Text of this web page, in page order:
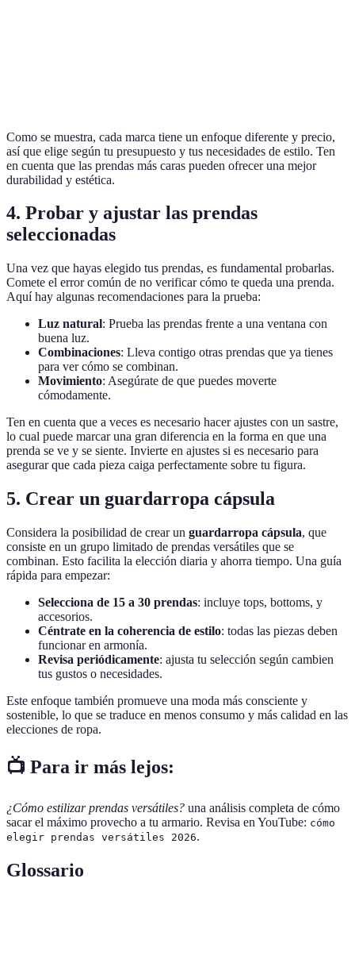
Como se muestra, cada marca tiene un enfoque diferente y precio,
así que elige según tu presupuesto y tus necesidades de estilo. Ten
en cuenta que las prendas más caras pueden ofrecer una mejor
durabilidad y estética.
4. Probar y ajustar las prendas
seleccionadas
Una vez que hayas elegido tus prendas, es fundamental probarlas.
Comete el error común de no verificar cómo te queda una prenda.
Aquí hay algunas recomendaciones para la prueba:
Luz natural: Prueba las prendas frente a una ventana con
buena luz.
Combinaciones: Lleva contigo otras prendas que ya tienes
para ver cómo se combinan.
Movimiento: Asegúrate de que puedes moverte
cómodamente.
Ten en cuenta que a veces es necesario hacer ajustes con un sastre,
lo cual puede marcar una gran diferencia en la forma en que una
prenda se ve y se siente. Invierte en ajustes si es necesario para
asegurar que cada pieza caiga perfectamente sobre tu figura.
5. Crear un guardarropa cápsula
Considera la posibilidad de crear un guardarropa cápsula, que
consiste en un grupo limitado de prendas versátiles que se
combinan. Esto facilita la elección diaria y ahorra tiempo. Una guía
rápida para empezar:
Selecciona de 15 a 30 prendas: incluye tops, bottoms, y
accesorios.
Céntrate en la coherencia de estilo: todas las piezas deben
funcionar en armonía.
Revisa periódicamente: ajusta tu selección según cambien
tus gustos o necesidades.
Este enfoque también promueve una moda más consciente y
sostenible, lo que se traduce en menos consumo y más calidad en las
elecciones de ropa.
📺 Para ir más lejos:
¿Cómo estilizar prendas versátiles? una análisis completa de cómo
sacar el máximo provecho a tu armario. Revisa en YouTube: cómo
elegir prendas versátiles 2026.
Glossario